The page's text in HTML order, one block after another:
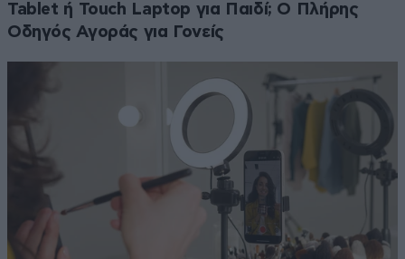
Tablet ή Touch Laptop για Παιδί; Ο Πλήρης
Οδηγός Αγοράς για Γονείς